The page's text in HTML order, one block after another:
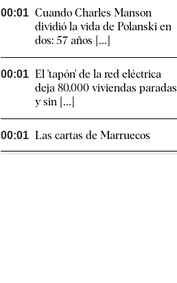
00:01 Cuando Charles Manson
dividió la vida de Polanski en
dos: 57 años [...]
00:01 El 'tapón' de la red eléctrica
deja 80.000 viviendas paradas
y sin [...]
00:01 Las cartas de Marruecos